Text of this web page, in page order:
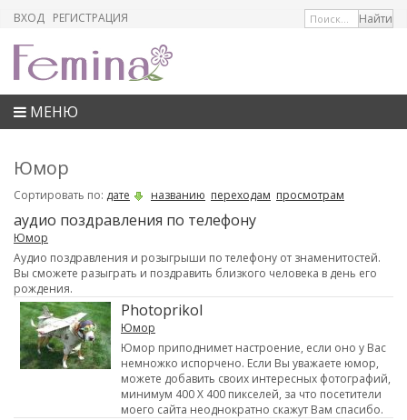
ВХОД РЕГИСТРАЦИЯ
МЕНЮ
Юмор
Сортировать по: дате названию переходам просмотрам
аудио поздравления по телефону
Юмор
Аудио поздравления и розыгрыши по телефону от знаменитостей.
Вы сможете разыграть и поздравить близкого человека в день его
рождения.
Photoprikol
Юмор
Юмор приподнимет настроение, если оно у Вас
немножко испорчено. Если Вы уважаете юмор,
можете добавить своих интересных фотографий,
минимум 400 Х 400 пикселей, за что посетители
моего сайта неоднократно скажут Вам спасибо.